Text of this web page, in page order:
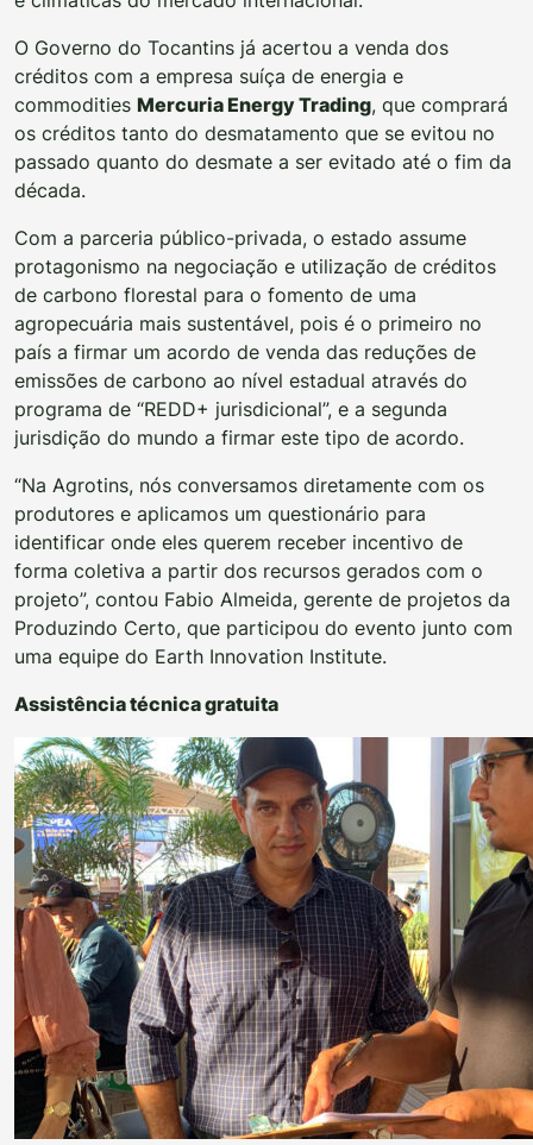
O Governo do Tocantins já acertou a venda dos
créditos com a empresa suíça de energia e
commodities Mercuria Energy Trading, que comprará
os créditos tanto do desmatamento que se evitou no
passado quanto do desmate a ser evitado até o fim da
década.
Com a parceria público-privada, o estado assume
protagonismo na negociação e utilização de créditos
de carbono florestal para o fomento de uma
agropecuária mais sustentável, pois é o primeiro no
país a firmar um acordo de venda das reduções de
emissões de carbono ao nível estadual através do
programa de “REDD+ jurisdicional”, e a segunda
jurisdição do mundo a firmar este tipo de acordo.
“Na Agrotins, nós conversamos diretamente com os
produtores e aplicamos um questionário para
identificar onde eles querem receber incentivo de
forma coletiva a partir dos recursos gerados com o
projeto”, contou Fabio Almeida, gerente de projetos da
Produzindo Certo, que participou do evento junto com
uma equipe do Earth Innovation Institute.
Assistência técnica gratuita